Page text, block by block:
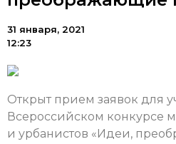
31 января, 2021
12:23
Открыт прием заявок для
Всероссийском конкурсе
и урбанистов «Идеи,